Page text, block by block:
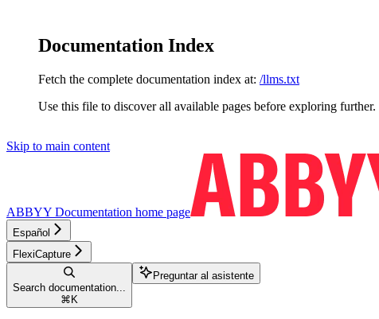
Documentation Index
Fetch the complete documentation index at: /llms.txt
Use this file to discover all available pages before exploring further.
Skip to main content
ABBYY Documentation home page
Español
FlexiCapture
Search documentation...
⌘ K
Preguntar al asistente